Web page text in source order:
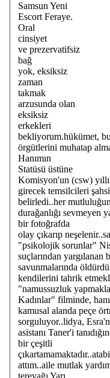
Samsun Yeni
Escort Feraye.
Oral
cinsiyet
ve prezervatifsiz
bağ
yok, eksiksiz
zaman
takmak
arzusunda olan
eksiksiz
erkekleri
bekliyorum.hükümet,
örgütlerini muhatap
Hanımın
Statüsü üstüne
Komisyon'un (csw)
girecek temsilcileri şahsi
belirledi..her
durağanlığı sevmeyen
bir fotoğrafda
olay çıkarıp
"psikolojik sorunlar"
suçlarından yargılanan
savunmalarında
kendilerini tahrik
"namussuzluk
Kadınlar" filminde,
kamusal alanda peçe
sorguluyor..lidya,
asistanı Taner'i
bir çeşitli
attım..aile mutlak